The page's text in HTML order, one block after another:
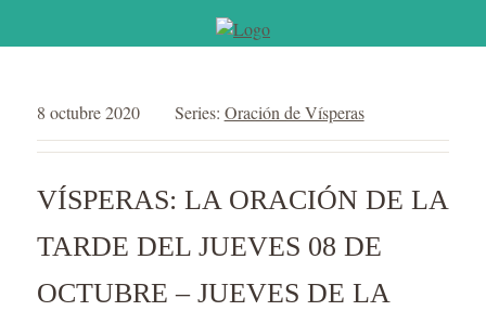
8 octubre 2020 Series: Oración de Vísperas
VÍSPERAS: LA ORACIÓN DE LA
TARDE DEL JUEVES 08 DE
OCTUBRE – JUEVES DE LA